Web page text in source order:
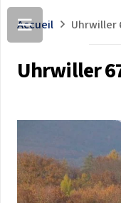
Accueil Uhrwiller
Uhrwiller